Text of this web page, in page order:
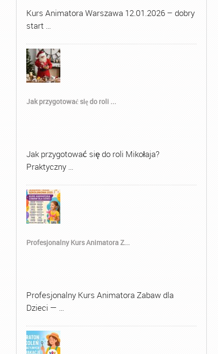
Kurs Animatora Warszawa 12.01.2026 – dobry
start …
Jak przygotować się do roli ...
Jak przygotować się do roli Mikołaja?
Praktyczny …
Profesjonalny Kurs Animatora Z...
Profesjonalny Kurs Animatora Zabaw dla
Dzieci — …